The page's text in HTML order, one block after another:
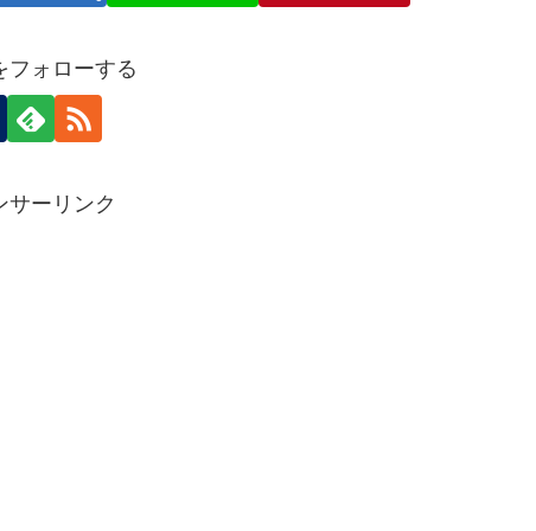
フォローする
サーリンク